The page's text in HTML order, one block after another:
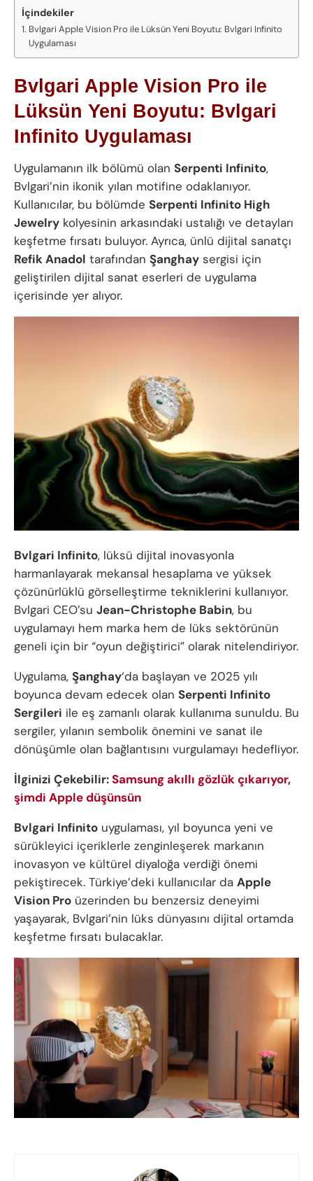
İçindekiler
Bvlgari Apple Vision Pro ile Lüksün Yeni Boyutu: Bvlgari Infinito
Uygulaması
Bvlgari Apple Vision Pro ile
Lüksün Yeni Boyutu: Bvlgari
Infinito Uygulaması
Uygulamanın ilk bölümü olan Serpenti Infinito,
Bvlgari’nin ikonik yılan motifine odaklanıyor.
Kullanıcılar, bu bölümde Serpenti Infinito High
Jewelry kolyesinin arkasındaki ustalığı ve detayları
keşfetme fırsatı buluyor. Ayrıca, ünlü dijital sanatçı
Refik Anadol tarafından Şanghay sergisi için
geliştirilen dijital sanat eserleri de uygulama
içerisinde yer alıyor.
Bvlgari Infinito, lüksü dijital inovasyonla
harmanlayarak mekansal hesaplama ve yüksek
çözünürlüklü görselleştirme tekniklerini kullanıyor.
Bvlgari CEO’su Jean-Christophe Babin, bu
uygulamayı hem marka hem de lüks sektörünün
geneli için bir “oyun değiştirici” olarak nitelendiriyor.
Uygulama, Şanghay‘da başlayan ve 2025 yılı
boyunca devam edecek olan Serpenti Infinito
Sergileri ile eş zamanlı olarak kullanıma sunuldu. Bu
sergiler, yılanın sembolik önemini ve sanat ile
dönüşümle olan bağlantısını vurgulamayı hedefliyor.
İlginizi Çekebilir:Samsung akıllı gözlük çıkarıyor,
şimdi Apple düşünsün
Bvlgari Infinito uygulaması, yıl boyunca yeni ve
sürükleyici içeriklerle zenginleşerek markanın
inovasyon ve kültürel diyaloğa verdiği önemi
pekiştirecek. Türkiye’deki kullanıcılar da Apple
Vision Pro üzerinden bu benzersiz deneyimi
yaşayarak, Bvlgari’nin lüks dünyasını dijital ortamda
keşfetme fırsatı bulacaklar.